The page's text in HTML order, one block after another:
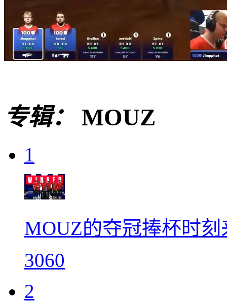
专辑： MOUZ
1
MOUZ的夺冠捧杯时刻
3060
2